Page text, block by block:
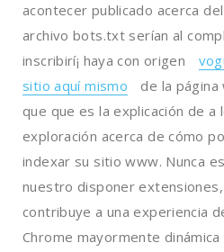
acontecer publicado acerca
archivo bots.txt serí­an al
inscribirí¡ haya con origen
sitio aquí mismo
de la
que que es la explicación de
exploración acerca de cómo
indexar su sitio www. Nunca
nuestro disponer
contribuye a una experiencia
Chrome mayormente